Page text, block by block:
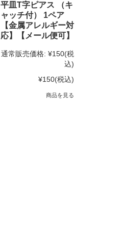
平皿T字ピアス （キ
ャッチ付） 1ペア
【金属アレルギー対
応】【メール便可】
通常販売価格: ¥150(税
込)
¥150(税込)
商品を見る